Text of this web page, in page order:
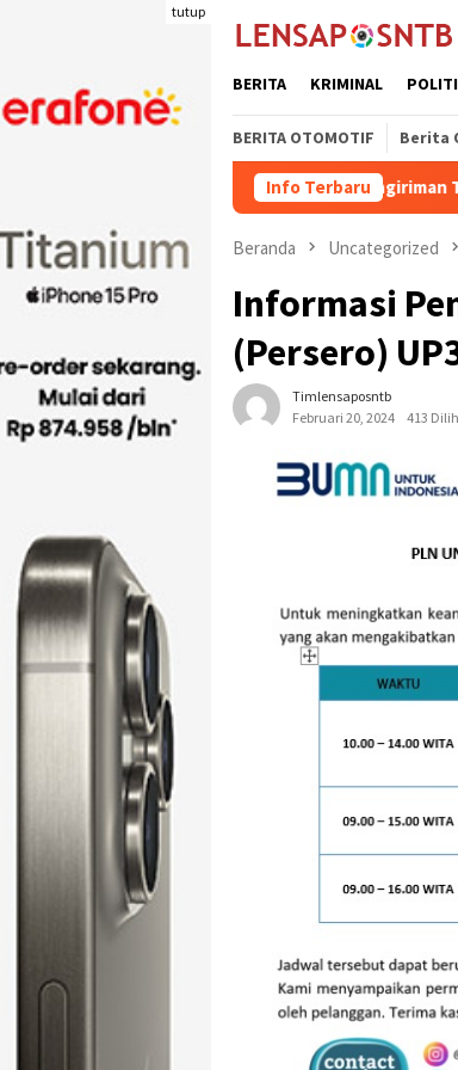
tutup
BERITA KRIMINAL
BERITA OTOMOTIF Berita
Info Terbaru
Kuota Pengiriman Ternak Potong
Beranda Uncategorized
Informasi
(Persero)
Timlensaposntb
Februari 20, 2024
413